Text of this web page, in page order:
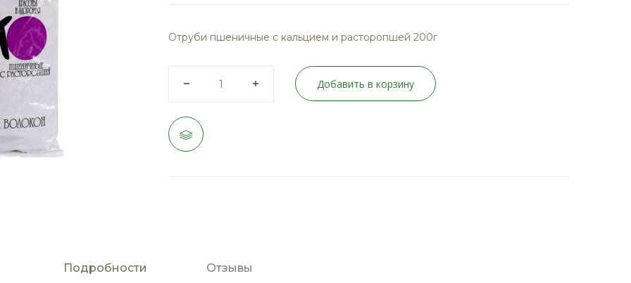
Отруби пшеничные с кальцием и расторопшей 200г
Добавить в корзину
Подробности Отзывы